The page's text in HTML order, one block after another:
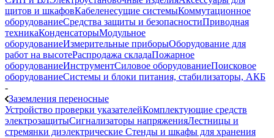
щитов и шкафовКабеленесущие системыКоммутационное
оборудованиеСредства защиты и безопасностиПриводная
техникаКонденсаторыМодульное
оборудованиеИзмерительные приборыОборудование для
работ на высотеРаспродажа складаПожарное
оборудованиеИнструментСиловое оборудованиеПоисковое
оборудованиеСистемы и блоки питания, стабилизаторы, АКБ
-
Заземления переносные
Устройство проверки указателейКомплектующие средств
электрозащитыСигнализаторы напряженияЛестницы и
стремянки диэлектрические Стенды и шкафы для хранения